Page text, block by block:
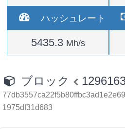
ハッシュレート
5435.3 Mh/s
ブロック
1975df31d683